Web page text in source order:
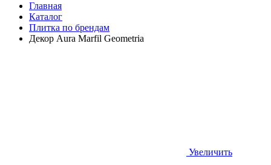
Главная
Каталог
Плитка по брендам
Декор Aura Marfil Geometria
Увеличить